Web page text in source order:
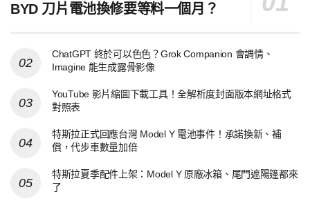
BYD 刀片電池換修要等料一個月？
ChatGPT 終於可以色色？Grok Companion 會調情、
Imagine 能生成露骨影像
YouTube 影片縮圖下載工具！全解析度封面版本網址格式
對照表
特斯拉正式回應台灣 Model Y 電池事件！承諾換新、補
償，代步車數量加倍
特斯拉夏季配件上架：Model Y 原廠冰箱、尾門遮陽篷都來
了